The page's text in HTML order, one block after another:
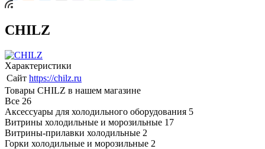
CHILZ
Характеристики
Сайт https://chilz.ru
Товары CHILZ в нашем магазине
Все 26
Аксессуары для холодильного оборудования 5
Витрины холодильные и морозильные 17
Витрины-прилавки холодильные 2
Горки холодильные и морозильные 2